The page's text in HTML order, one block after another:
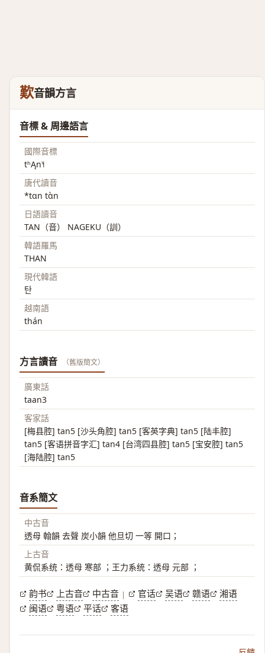
歎音韻方言
音標 & 周邊語言
國際音標
tʰĄn˥˧
唐代讀音
*tɑn tɑ̀n
日語讀音
TAN（音） NAGEKU（訓）
韓語羅馬
THAN
現代韓語
탄
越南語
thán
方言讀音 （舊版簡文）
廣東話
taan3
客家話
[梅县腔] tan5 [沙头角腔] tan5 [客英字典] tan5 [陆丰腔]
tan5 [客语拼音字汇] tan4 [台湾四县腔] tan5 [宝安腔] tan5
[海陆腔] tan5
音系簡文
中古音
透母 翰韻 去聲 炭小韻 他旦切 一等 開口；
上古音
黄侃系统：透母 寒部 ；王力系统：透母 元部 ；
韵书 上古音 中古音 | 官话 吴语 赣语
湘语
闽语
粤语 平话 客语